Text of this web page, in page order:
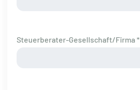
Steuerberater-Gesellschaft/Firma *